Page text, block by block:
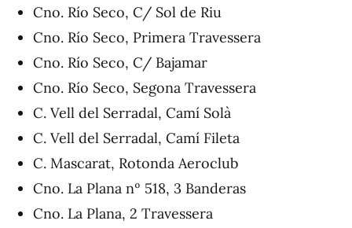
Cno. Río Seco, C/ Sol de Riu
Cno. Río Seco, Primera Travessera
Cno. Río Seco, C/ Bajamar
Cno. Río Seco, Segona Travessera
C. Vell del Serradal, Camí Solà
C. Vell del Serradal, Camí Fileta
C. Mascarat, Rotonda Aeroclub
Cno. La Plana nº 518, 3 Banderas
Cno. La Plana, 2 Travessera